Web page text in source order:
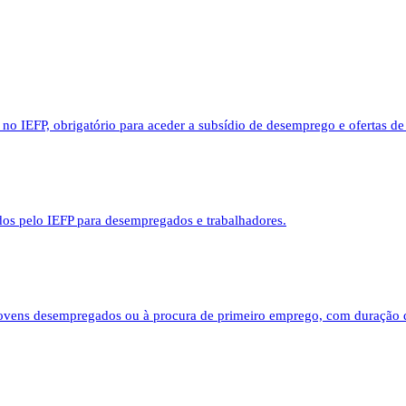
IEFP, obrigatório para aceder a subsídio de desemprego e ofertas
pelo IEFP para desempregados e trabalhadores.
desempregados ou à procura de primeiro emprego, com duração